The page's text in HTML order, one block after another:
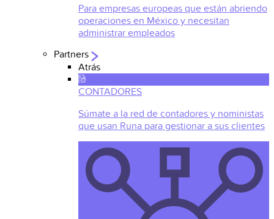
Para empresas europeas que están abriendo
operaciones en México y necesitan
administrar empleados
Partners
Atrás
CONTADORES
Súmate a la red de contadores y noministas
que usan Runa para gestionar a sus clientes